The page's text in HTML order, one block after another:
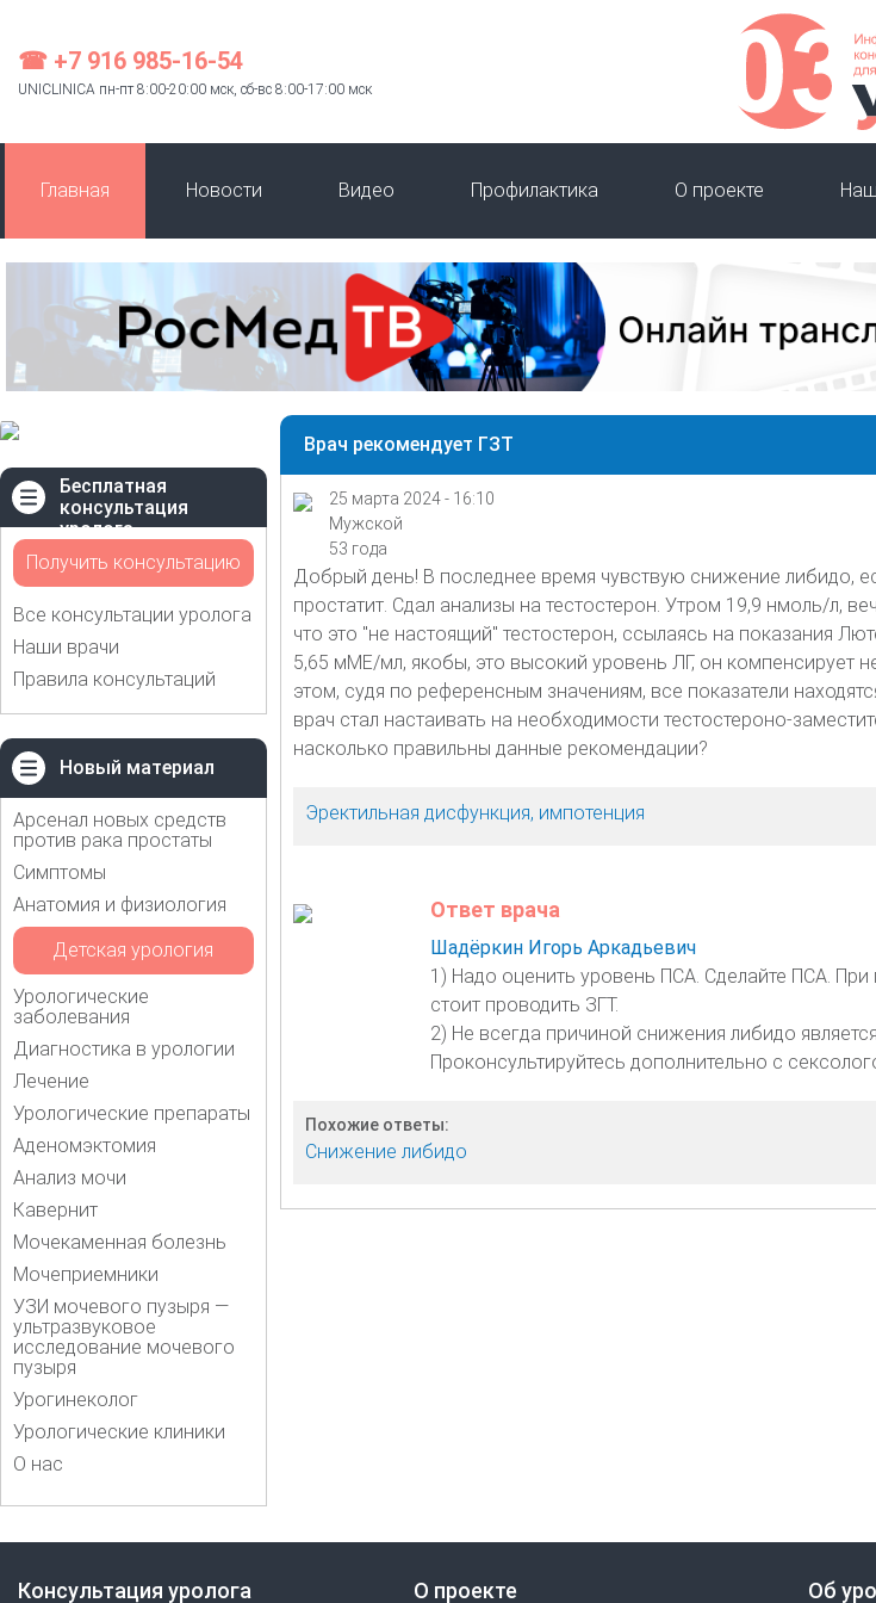
☎ +7 916 985-16-54
UNICLINICA пн-пт 8:00-20:00 мск, сб-вс 8:00-17:00 мск
Главная Новости Видео Профилактика О проекте
Бесплатная
консультация
уролога
Получить консультацию
Все консультации уролога
Наши врачи
Правила консультаций
Новый материал
Арсенал новых средств
против рака простаты
Симптомы
Анатомия и физиология
Детская урология
Урологические
заболевания
Диагностика в урологии
Лечение
Урологические препараты
Аденомэктомия
Анализ мочи
Кавернит
Мочекаменная болезнь
Мочеприемники
УЗИ мочевого пузыря —
ультразвуковое
исследование мочевого
пузыря
Урогинеколог
Урологические клиники
О нас
Врач рекомендует ГЗТ
25 марта 2024 - 16:10
Мужской
53 года
Добрый день! В последнее время чувствую снижение либидо,
простатит. Сдал анализы на тестостерон. Утром 19,9 нмоль/л,
что это "не настоящий" тестостерон, ссылаясь на показания
5,65 мМЕ/мл, якобы, это высокий уровень ЛГ, он компенсирует
этом, судя по референсным значениям, все показатели
врач стал настаивать на необходимости тестостероно-
насколько правильны данные рекомендации?
Эректильная дисфункция, импотенция
Ответ врача
Шадёркин Игорь Аркадьевич
1) Надо оценить уровень ПСА. Сделайте ПСА.
стоит проводить ЗГТ.
2) Не всегда причиной снижения либидо
Проконсультируйтесь дополнительно с
Похожие ответы:
Снижение либидо
Консультация уролога О проекте Об